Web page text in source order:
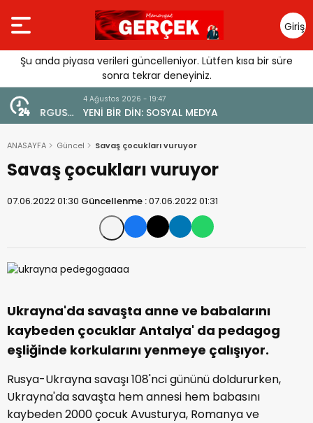
Giriş
Yap
Şu anda piyasa verileri güncelleniyor. Lütfen kısa bir süre
sonra tekrar deneyiniz.
4 Ağustos 2026 - 19:47
YENİ BİR DİN: SOSYAL MEDYA
ANASAYFA Güncel Savaş çocukları vuruyor
Savaş çocukları vuruyor
07.06.2022 01:30 Güncellenme :07.06.2022 01:31
Ukrayna'da savaşta anne ve babalarını
kaybeden çocuklar Antalya' da pedagog
eşliğinde korkularını yenmeye çalışıyor.
Rusya-Ukrayna savaşı 108'nci gününü doldururken,
Ukrayna'da savaşta hem annesi hem babasını
kaybeden 2000 çocuk Avusturya, Romanya ve